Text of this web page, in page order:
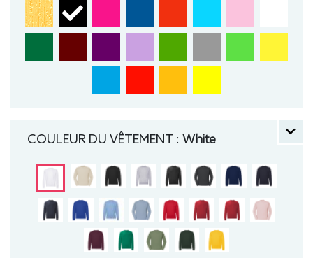
COULEUR DU VÊTEMENT : White